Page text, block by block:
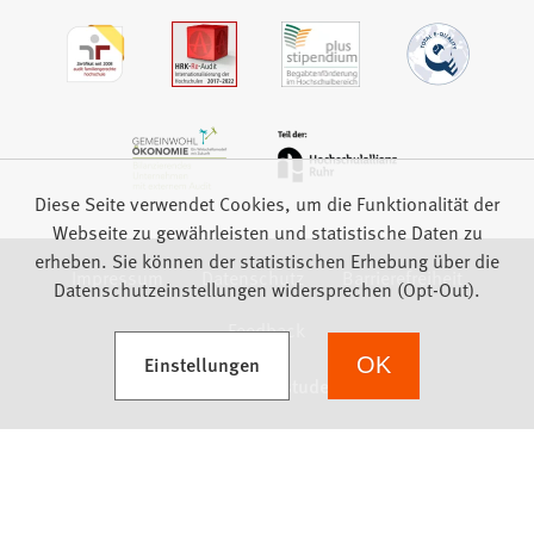
Impressum Datenschutz
Barrierefreiheit
Feedback
Diese Seite verwendet Cookies, um die Funktionalität der
Webseite zu gewährleisten und statistische Daten zu
erheben. Sie können der statistischen Erhebung über die
Datenschutzeinstellungen widersprechen (Opt-Out).
Einstellungen
(Öffnet in einem neuen Tab) OK